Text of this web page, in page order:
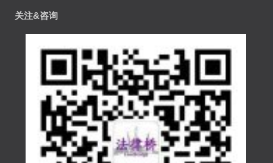
关注&咨询